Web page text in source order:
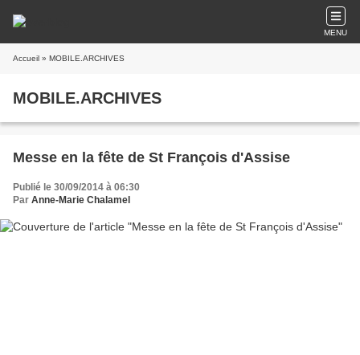
MENU
Accueil » MOBILE.ARCHIVES
MOBILE.ARCHIVES
Messe en la fête de St François d'Assise
Publié le 30/09/2014 à 06:30
Par Anne-Marie Chalamel